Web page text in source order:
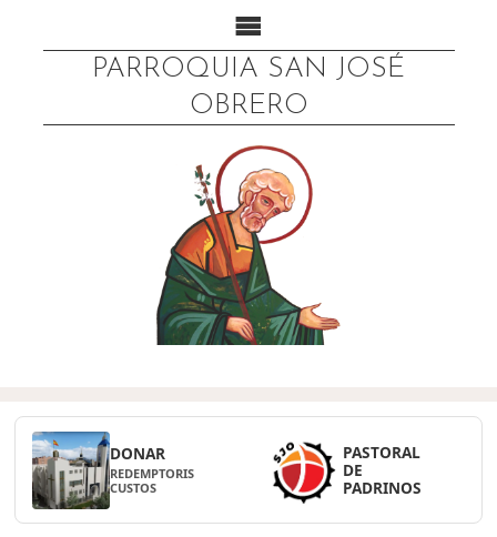
PARROQUIA SAN JOSÉ
OBRERO
DONAR
REDEMPTORIS
CUSTOS
PASTORAL
DE
PADRINOS